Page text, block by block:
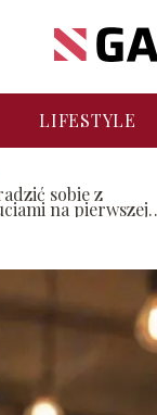
LIFESTYLE
sobie z
na pierwszej